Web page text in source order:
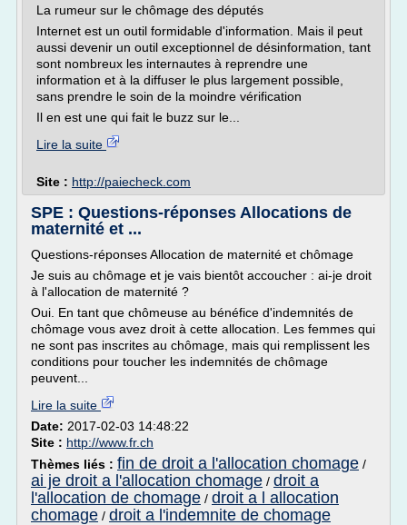
La rumeur sur le chômage des députés
Internet est un outil formidable d'information. Mais il peut
aussi devenir un outil exceptionnel de désinformation, tant
sont nombreux les internautes à reprendre une
information et à la diffuser le plus largement possible,
sans prendre le soin de la moindre vérification
Il en est une qui fait le buzz sur le...
Lire la suite
Site : http://paiecheck.com
SPE : Questions-réponses Allocations de
maternité et ...
Questions-réponses Allocation de maternité et chômage
Je suis au chômage et je vais bientôt accoucher : ai-je droit
à l'allocation de maternité ?
Oui. En tant que chômeuse au bénéfice d'indemnités de
chômage vous avez droit à cette allocation. Les femmes qui
ne sont pas inscrites au chômage, mais qui remplissent les
conditions pour toucher les indemnités de chômage
peuvent...
Lire la suite
Date: 2017-02-03 14:48:22
Site : http://www.fr.ch
Thèmes liés : fin de droit a l'allocation chomage /
ai je droit a l'allocation chomage / droit a
l'allocation de chomage / droit a l allocation
chomage / droit a l'indemnite de chomage